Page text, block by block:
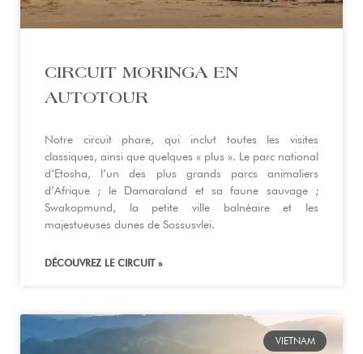
CIRCUIT MORINGA EN
AUTOTOUR
Notre circuit phare, qui inclut toutes les visites
classiques, ainsi que quelques « plus ». Le parc national
d’Etosha, l’un des plus grands parcs animaliers
d’Afrique ; le Damaraland et sa faune sauvage ;
Swakopmund, la petite ville balnéaire et les
majestueuses dunes de Sossusvlei.
DÉCOUVREZ LE CIRCUIT »
VIETNAM